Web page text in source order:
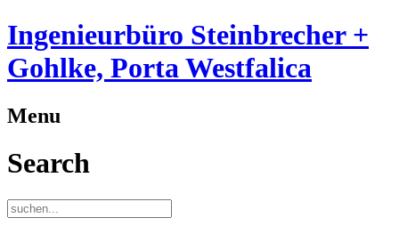
Ingenieurbüro Steinbrecher +
Gohlke, Porta Westfalica
Menu
Search